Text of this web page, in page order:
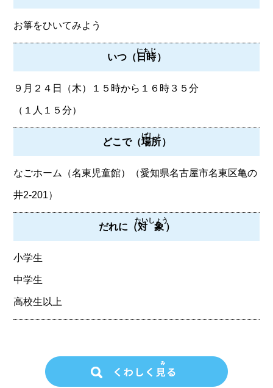
お箏をひいてみよう
いつ（日時
にちじ
）
９月２４日（木）１５時から１６時３５分
（１人１５分）
どこで（場所
ばしょ
）
なごホーム（名東児童館）（愛知県名古屋市名東区亀の
井2-201）
だれに（対象
たいしょう
）
小学生
中学生
高校生以上